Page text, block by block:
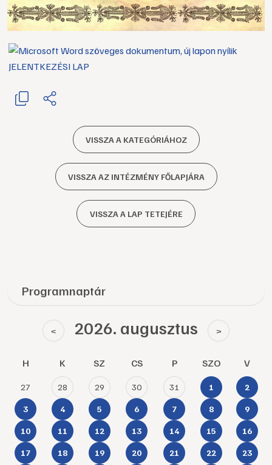
JELENTKEZÉSI LAP
VISSZA A KATEGÓRIÁHOZ
VISSZA AZ INTÉZMÉNY FŐLAPJÁRA
VISSZA A LAP TETEJÉRE
Programnaptár
< 2026. augusztus >
H K SZ CS P SZO V
27 28 29 30 31 1 2
3 4 5 6 7 8 9
10 11 12 13 14 15 16
17 18 19 20 21 22 23